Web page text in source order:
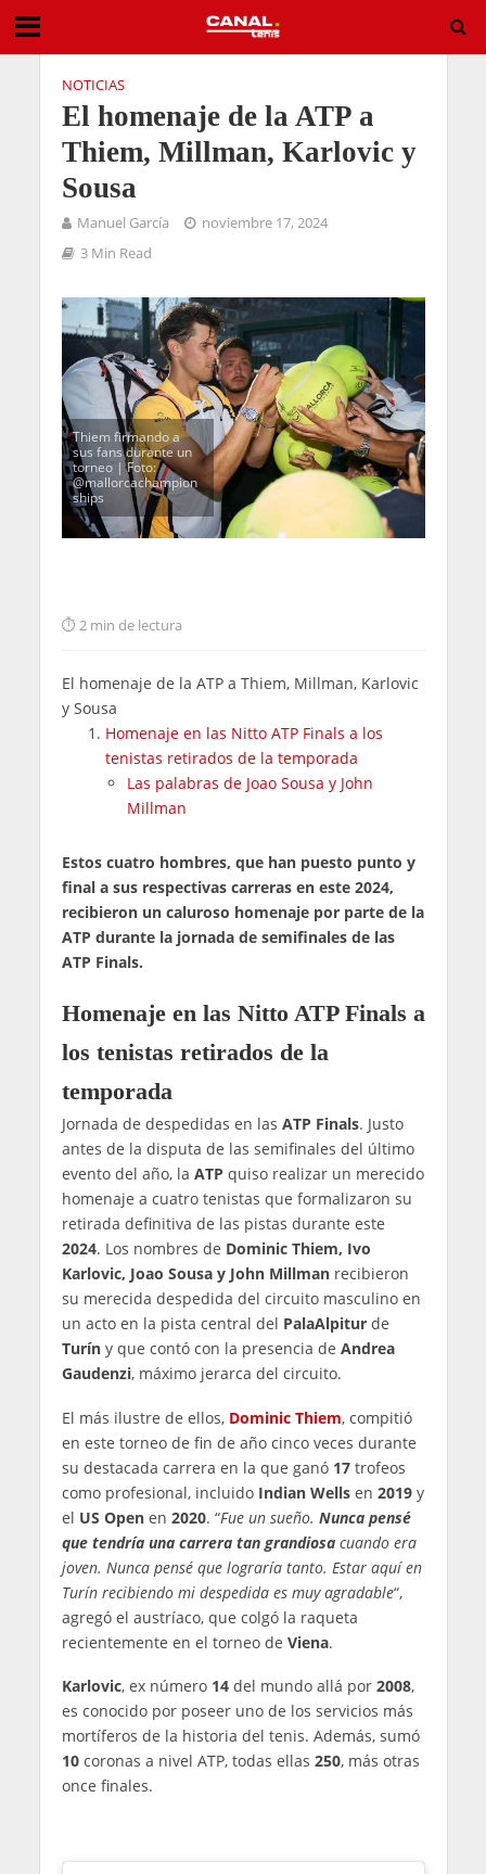
NOTICIAS
El homenaje de la ATP a
Thiem, Millman, Karlovic y
Sousa
Manuel García
noviembre 17, 2024
3 Min Read
Thiem firmando a
sus fans durante un
torneo | Foto:
@mallorcachampion
ships
2 min de lectura
El homenaje de la ATP a Thiem, Millman, Karlovic
y Sousa
Homenaje en las Nitto ATP Finals a los
tenistas retirados de la temporada
Las palabras de Joao Sousa y John
Millman
Estos cuatro hombres, que han puesto punto y
final a sus respectivas carreras en este 2024,
recibieron un caluroso homenaje por parte de la
ATP durante la jornada de semifinales de las
ATP Finals.
Homenaje en las Nitto ATP Finals a
los tenistas retirados de la
temporada
Jornada de despedidas en las ATP Finals. Justo
antes de la disputa de las semifinales del último
evento del año, la ATP quiso realizar un merecido
homenaje a cuatro tenistas que formalizaron su
retirada definitiva de las pistas durante este
2024. Los nombres de Dominic Thiem, Ivo
Karlovic, Joao Sousa y John Millmanrecibieron
su merecida despedida del circuito masculino en
un acto en la pista central del PalaAlpiturde
Turíny que contó con la presencia de Andrea
Gaudenzi, máximo jerarca del circuito.
El más ilustre de ellos, Dominic Thiem, compitió
en este torneo de fin de año cinco veces durante
su destacada carrera en la que ganó 17trofeos
como profesional, incluido Indian Wellsen 2019y
el US Open en 2020. “Fue un sueño. Nunca pensé
que tendría una carrera tan grandiosacuando era
joven. Nunca pensé que lograría tanto. Estar aquí en
Turín recibiendo mi despedida es muy agradable“,
agregó el austríaco, que colgó la raqueta
recientemente en el torneo de Viena.
Karlovic, ex número 14del mundo allá por 2008,
es conocido por poseer uno de los servicios más
mortíferos de la historia del tenis. Además, sumó
10coronas a nivel ATP, todas ellas 250, más otras
once finales.